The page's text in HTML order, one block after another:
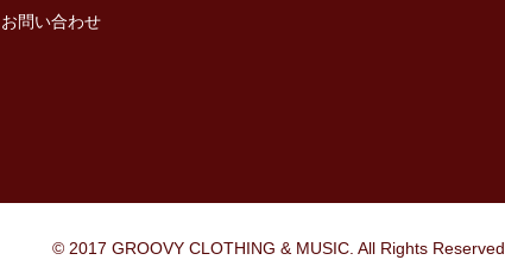
お問い合わせ
© 2017 GROOVY CLOTHING & MUSIC. All Rights Reserved.